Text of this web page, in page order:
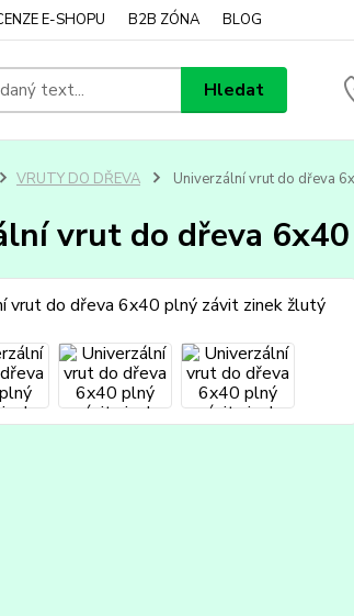
E-SHOPU B2B ZÓNA BLOG
Hledat
VRUTY DO DŘEVA Univerzální vrut do dřeva
vrut do dřeva